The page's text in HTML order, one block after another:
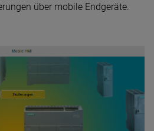
über mobile Endgeräte.